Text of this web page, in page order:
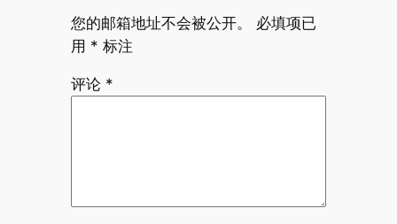
您的邮箱地址不会被公开。
必填项已
用 * 标注
评论 *